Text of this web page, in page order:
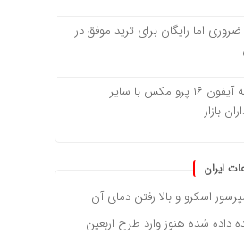
ضروری اما رایگان برای ترید موفق در
مقایسه آیفون ۱۶ پرو مکس با سایر
بازار
ایران
اسکرو و بالا رفتن دمای آن
داده شده هنوز وارد طرح اربعین